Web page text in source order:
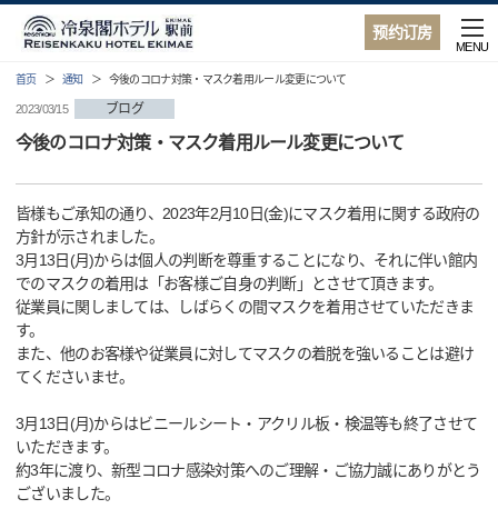
预约订房
MENU
首页 通知 今後のコロナ対策・マスク着用ルール変更について
2023/03/15 ブログ
今後のコロナ対策・マスク着用ルール変更について
皆様もご承知の通り、2023年2月10日(金)にマスク着用に関する政府の
方針が示されました。
3月13日(月)からは個人の判断を尊重することになり、それに伴い館内
でのマスクの着用は「お客様ご自身の判断」とさせて頂きます。
従業員に関しましては、しばらくの間マスクを着用させていただきま
す。
また、他のお客様や従業員に対してマスクの着脱を強いることは避け
てくださいませ。
3月13日(月)からはビニールシート・アクリル板・検温等も終了させて
いただきます。
約3年に渡り、新型コロナ感染対策へのご理解・ご協力誠にありがとう
ございました。